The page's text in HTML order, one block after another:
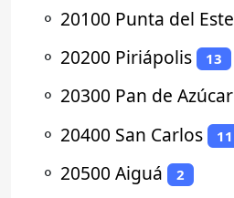
⚬ 20100 Punta del Este
⚬ 20200 Piriápolis 13
⚬ 20300 Pan de Azúcar
⚬ 20400 San Carlos 11
⚬ 20500 Aiguá 2